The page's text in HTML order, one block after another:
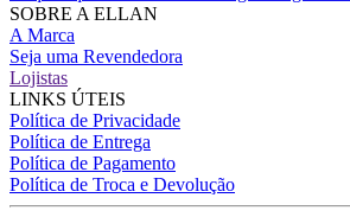
SOBRE A ELLAN
A Marca
Seja uma Revendedora
Lojistas
LINKS ÚTEIS
Política de Privacidade
Política de Entrega
Política de Pagamento
Política de Troca e Devolução